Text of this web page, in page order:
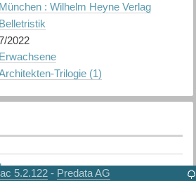
München : Wilhelm Heyne Verlag
Belletristik
2022
Erwachsene
Trilogie (1)
5.2.122 - Predata AG